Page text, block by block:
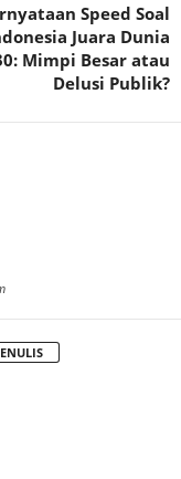
Speed Soal
Juara Dunia
Mimpi Besar atau
Delusi Publik?